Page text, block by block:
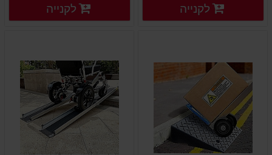
פרטים נוספים פרטים נוספים לקנייה פרטים נוספים
לקנייה